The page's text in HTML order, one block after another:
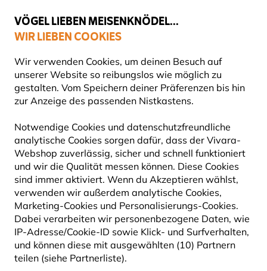
VÖGEL LIEBEN MEISENKNÖDEL...
WIR LIEBEN COOKIES
Wir verwenden Cookies, um deinen Besuch auf
unserer Website so reibungslos wie möglich zu
gestalten. Vom Speichern deiner Präferenzen bis hin
zur Anzeige des passenden Nistkastens.
Notwendige Cookies und datenschutzfreundliche
analytische Cookies sorgen dafür, dass der Vivara-
Webshop zuverlässig, sicher und schnell funktioniert
und wir die Qualität messen können. Diese Cookies
sind immer aktiviert. Wenn du Akzeptieren wählst,
verwenden wir außerdem analytische Cookies,
Marketing-Cookies und Personalisierungs-Cookies.
Dabei verarbeiten wir personenbezogene Daten, wie
IP-Adresse/Cookie-ID sowie Klick- und Surfverhalten,
und können diese mit ausgewählten (10) Partnern
teilen (siehe Partnerliste).
Gratis Versand ab 49 €
VIVARA KIDS
Bringen Sie den Kleinen die Freude an der Natur mit
lustigen Produkten aus der Tierwelt näher, die speziell
für Kinder entwickelt wurden. Von Bausä Mehr lesen
57Produkte